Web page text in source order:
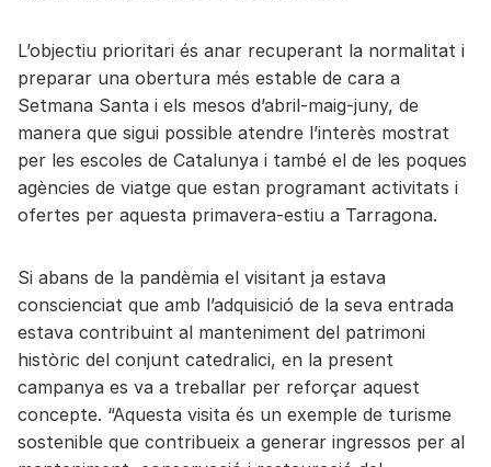
L’objectiu prioritari és anar recuperant la normalitat i
preparar una obertura més estable de cara a
Setmana Santa i els mesos d’abril-maig-juny, de
manera que sigui possible atendre l’interès mostrat
per les escoles de Catalunya i també el de les poques
agències de viatge que estan programant activitats i
ofertes per aquesta primavera-estiu a Tarragona.
Si abans de la pandèmia el visitant ja estava
conscienciat que amb l’adquisició de la seva entrada
estava contribuint al manteniment del patrimoni
històric del conjunt catedralici, en la present
campanya es va a treballar per reforçar aquest
concepte. “Aquesta visita és un exemple de turisme
sostenible que contribueix a generar ingressos per al